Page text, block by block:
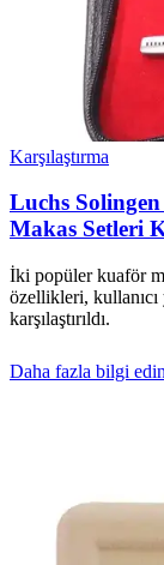
Karşılaştırma
Luchs
Makas Setleri
İki popüler kuaför
özellikleri, kullanıcı
karşılaştırıldı.
Daha fazla bilgi